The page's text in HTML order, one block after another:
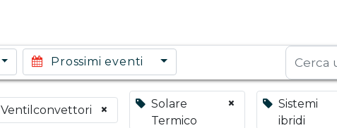
Prossimi eventi
Ventilconvettori ×
Solare
Termico
×
Sistemi
ibridi